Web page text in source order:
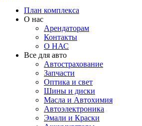
План комплекса
О нас
Арендаторам
Контакты
О НАС
Все для авто
Автострахование
Запчасти
Оптика и свет
Шины и диски
Масла и Автохимия
Автоэлектроника
Эмали и Краски